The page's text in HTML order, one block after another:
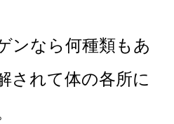
ンなら何種類もあ
されて体の各所に